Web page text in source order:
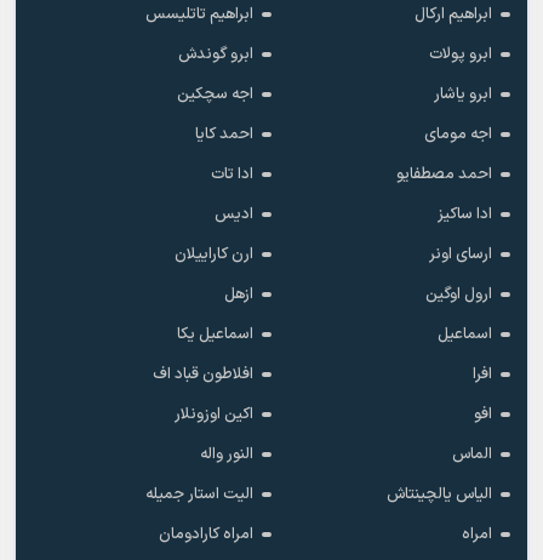
ابراهیم ارکال
ابراهیم تاتلیسس
ابرو پولات
ابرو گوندش
ابرو یاشار
اجه سچکین
اجه مومای
احمد کایا
احمد مصطفایو
ادا تات
ادا ساکیز
ادیس
ارسای اونر
ارن کاراییلان
ارول اوگین
ازهل
اسماعیل
اسماعیل یکا
افرا
افلاطون قباد اف
افو
اکین اوزونلار
الماس
النور واله
الیاس یالچینتاش
الیت استار جمیله
امراه
امراه کارادومان